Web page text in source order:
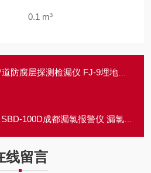
0.1 m³
层探测检漏仪 FJ-9埋地管道防腐层探测检漏仪
100D成都漏氯报警仪 漏氯报警器 漏氯检测仪
线留言